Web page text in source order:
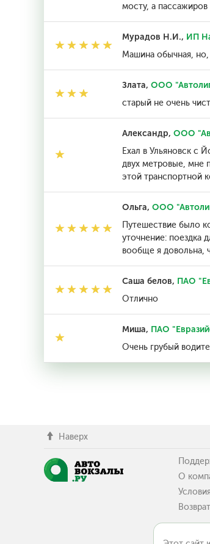
мосту, а
Мурадов Н.И., ИП
Машина обычная,
Злата, ООО
старый не очень
Александр, ООО
Ехал в Ульяновск с
двух метровые, мне
этой транспортной
Ольга, ООО
Путешествие было
уточнение: поездка
вообще я довольна,
Саша белов, ПАО
Отлично
Миша, ПАО
Очень грубый
Наверх
О